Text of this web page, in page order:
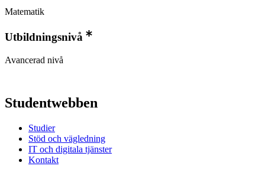
Matematik
Utbildningsnivå
Avancerad nivå
Studentwebben
Studier
Stöd och vägledning
IT och digitala tjänster
Kontakt